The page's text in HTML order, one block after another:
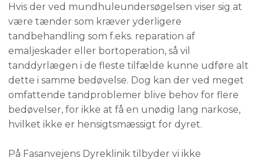
Hvis der ved mundhuleundersøgelsen viser sig at
være tænder som kræver yderligere
tandbehandling som f.eks. reparation af
emaljeskader eller bortoperation, så vil
tanddyrlægen i de fleste tilfælde kunne udføre alt
dette i samme bedøvelse. Dog kan der ved meget
omfattende tandproblemer blive behov for flere
bedøvelser, for ikke at få en unødig lang narkose,
hvilket ikke er hensigtsmæssigt for dyret.
På Fasanvejens Dyreklinik tilbyder vi ikke